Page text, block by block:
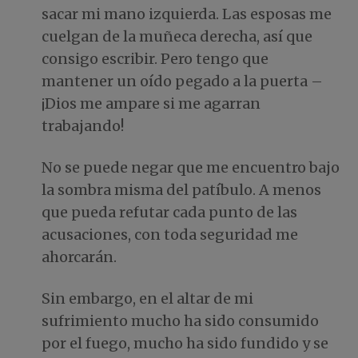
sacar mi mano izquierda. Las esposas me
cuelgan de la muñeca derecha, así que
consigo escribir. Pero tengo que
mantener un oído pegado a la puerta –
¡Dios me ampare si me agarran
trabajando!
No se puede negar que me encuentro bajo
la sombra misma del patíbulo. A menos
que pueda refutar cada punto de las
acusaciones, con toda seguridad me
ahorcarán.
Sin embargo, en el altar de mi
sufrimiento mucho ha sido consumido
por el fuego, mucho ha sido fundido y se